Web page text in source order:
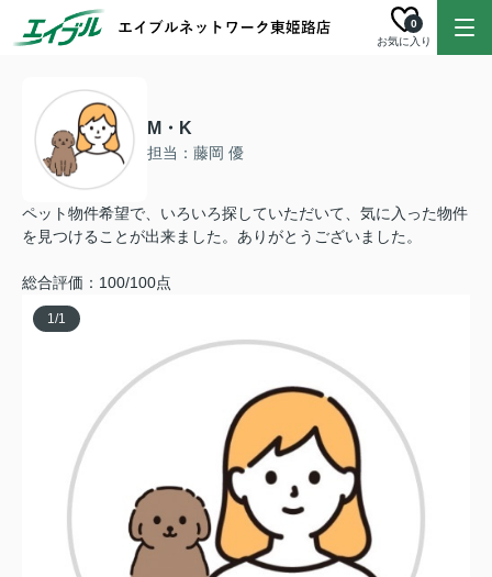
お気に入り
0
M・K
担当：藤岡 優
ペット物件希望で、いろいろ探していただいて、気に入った物件
を見つけることが出来ました。ありがとうございました。
総合評価：100/100点
1/1